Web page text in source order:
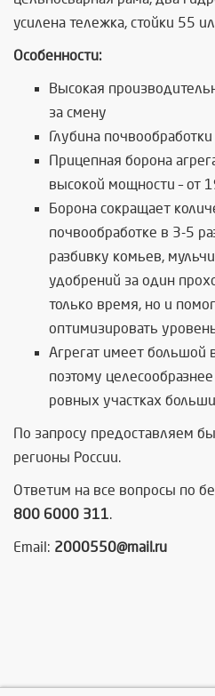
усилена тележка, стойки 55
Особенности:
Высокая
за смену
Глубина
Прицепная борона
высокой мощности – от
Борона сокращает
почвообработке в 3-5
разбивку комьев,
удобрений за один
только время, но и
оптимизировать
Агрегат имеет большой
поэтому
ровных участках
По запросу предоставляем
регионы России.
Ответим на все вопросы по
800 6000 311.
Email: 2000550@mail.ru